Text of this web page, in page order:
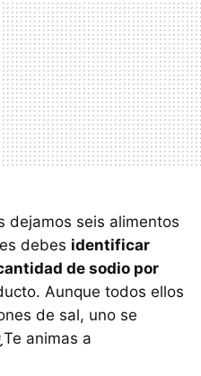
dejamos seis alimentos
debes identificar
de sodio por
Aunque todos ellos
de sal, uno se
animas a